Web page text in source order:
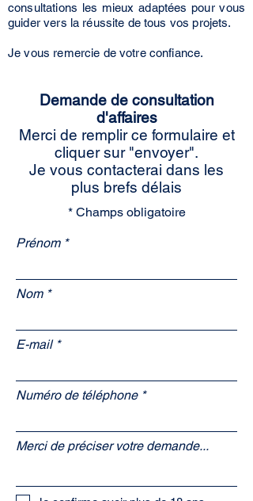
consultations les mieux adaptées pour vous
guider vers la réussite de tous vos projets.
Je vous remercie de votre confiance.
Demande de consultation
d'affaires
Merci de remplir ce formulaire et
cliquer sur "envoyer".
Je vous contacterai dans les
plus brefs délais
* Champs obligatoire
Prénom
Nom
E-mail
Numéro de téléphone
Merci de préciser votre demande...